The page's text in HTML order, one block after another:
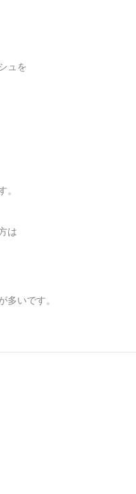
ュを
。
は
いです。